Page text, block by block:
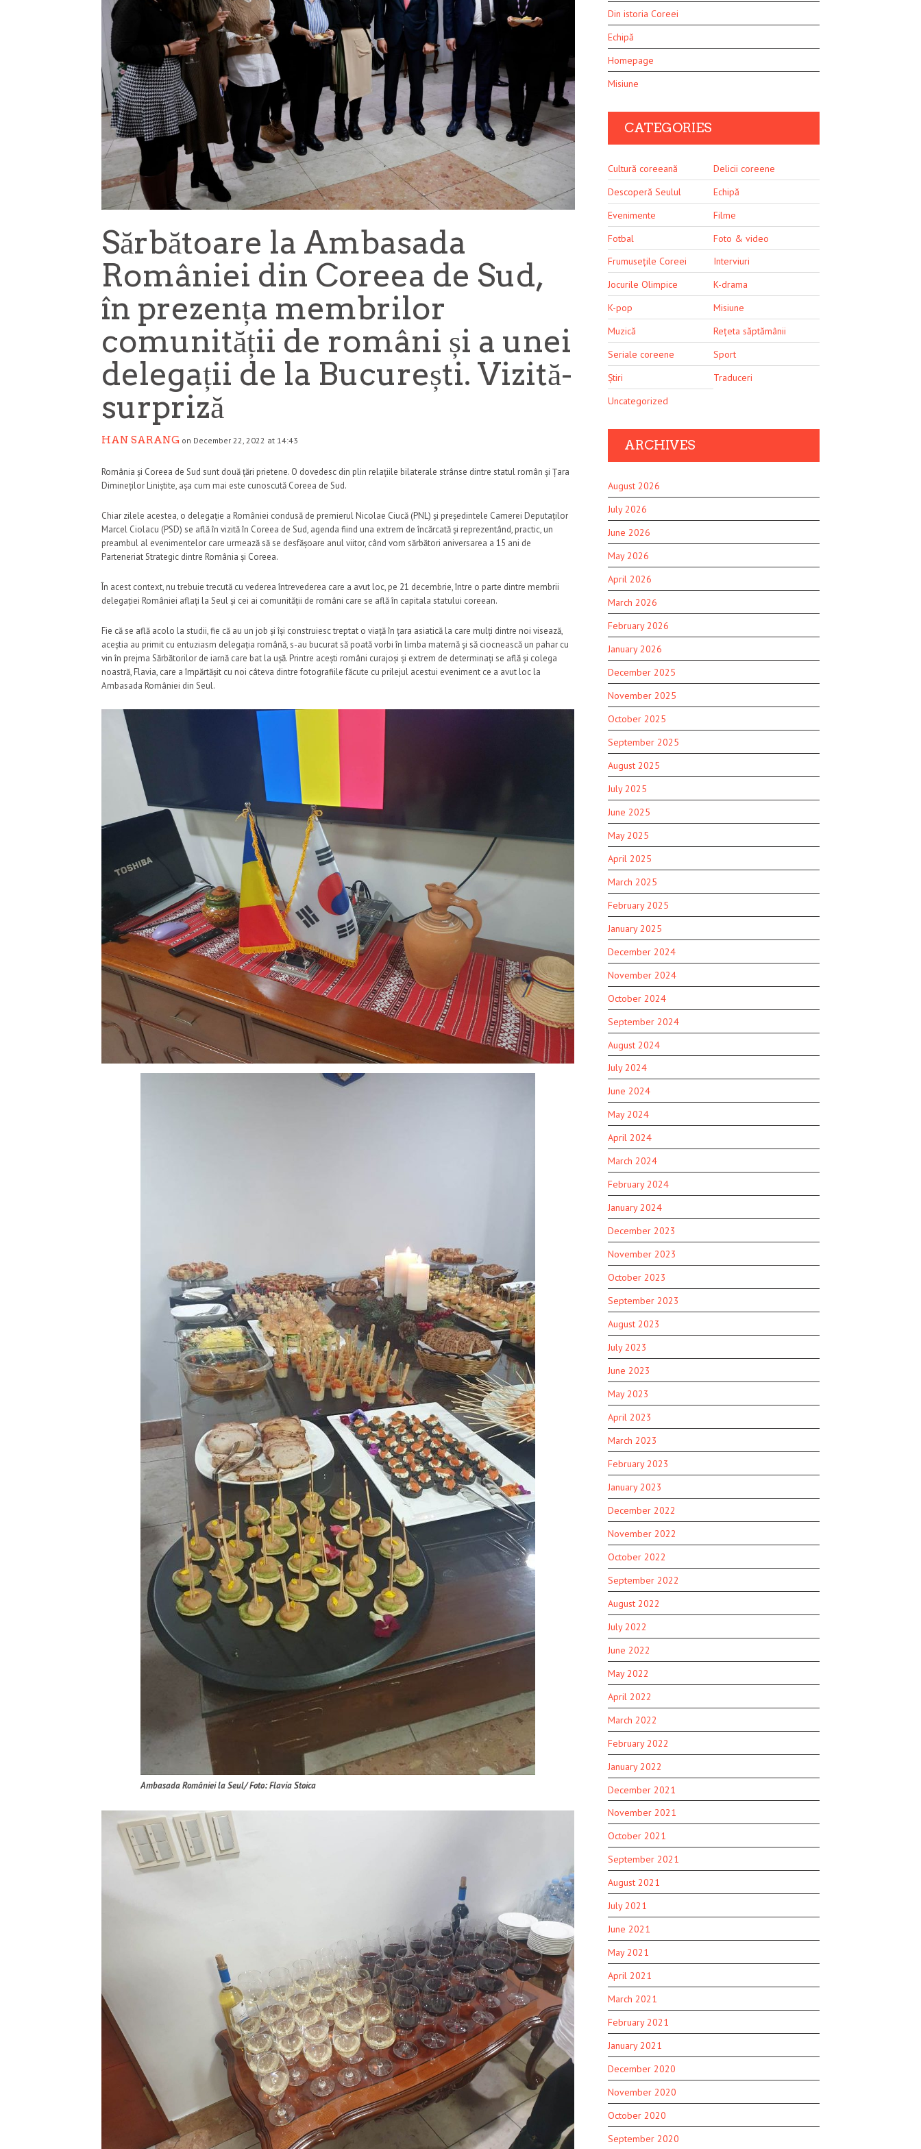
Sărbătoare la Ambasada
României din Coreea de Sud,
în prezența membrilor
comunității de români și a unei
delegații de la București. Vizită-
surpriză
HAN SARANG on December 22, 2022 at 14:43
România și Coreea de Sud sunt două țări prietene. O dovedesc din plin relațiile bilaterale strânse dintre statul român și Țara
Dimineților Liniștite, așa cum mai este cunoscută Coreea de Sud.
Chiar zilele acestea, o delegație a României condusă de premierul Nicolae Ciucă (PNL) și președintele Camerei Deputaților
Marcel Ciolacu (PSD) se află în vizită în Coreea de Sud, agenda fiind una extrem de încărcată și reprezentând, practic, un
preambul al evenimentelor care urmează să se desfășoare anul viitor, când vom sărbători aniversarea a 15 ani de
Parteneriat Strategic dintre România și Coreea.
În acest context, nu trebuie trecută cu vederea întrevederea care a avut loc, pe 21 decembrie, între o parte dintre membrii
delegației României aflați la Seul și cei ai comunității de români care se află în capitala statului coreean.
Fie că se află acolo la studii, fie că au un job și își construiesc treptat o viață în țara asiatică la care mulți dintre noi visează,
aceștia au primit cu entuziasm delegația română, s-au bucurat să poată vorbi în limba maternă și să ciocnească un pahar cu
vin în prejma Sărbătorilor de iarnă care bat la ușă. Printre acești români curajoși și extrem de determinați se află și colega
noastră, Flavia, care a împărtășit cu noi câteva dintre fotografiile făcute cu prilejul acestui eveniment ce a avut loc la
Ambasada României din Seul.
Ambasada României la Seul/ Foto: Flavia Stoica
Din istoria Coreei
Echipă
Homepage
Misiune
CATEGORIES
Cultură coreeană
Delicii coreene
Descoperă Seulul
Echipă
Evenimente
Filme
Fotbal
Foto & video
Frumusețile Coreei
Interviuri
Jocurile Olimpice
K-drama
K-pop
Misiune
Muzică
Rețeta săptămânii
Seriale coreene
Sport
Știri
Traduceri
Uncategorized
ARCHIVES
August 2026
July 2026
June 2026
May 2026
April 2026
March 2026
February 2026
January 2026
December 2025
November 2025
October 2025
September 2025
August 2025
July 2025
June 2025
May 2025
April 2025
March 2025
February 2025
January 2025
December 2024
November 2024
October 2024
September 2024
August 2024
July 2024
June 2024
May 2024
April 2024
March 2024
February 2024
January 2024
December 2023
November 2023
October 2023
September 2023
August 2023
July 2023
June 2023
May 2023
April 2023
March 2023
February 2023
January 2023
December 2022
November 2022
October 2022
September 2022
August 2022
July 2022
June 2022
May 2022
April 2022
March 2022
February 2022
January 2022
December 2021
November 2021
October 2021
September 2021
August 2021
July 2021
June 2021
May 2021
April 2021
March 2021
February 2021
January 2021
December 2020
November 2020
October 2020
September 2020